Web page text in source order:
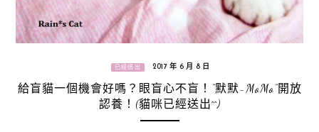
已經送出 2017 年 6 月 8 日
給盲貓一個機會好嗎？眼盲心不盲！“默默-MoMo”開放
認養！(貓咪已經送出^^)